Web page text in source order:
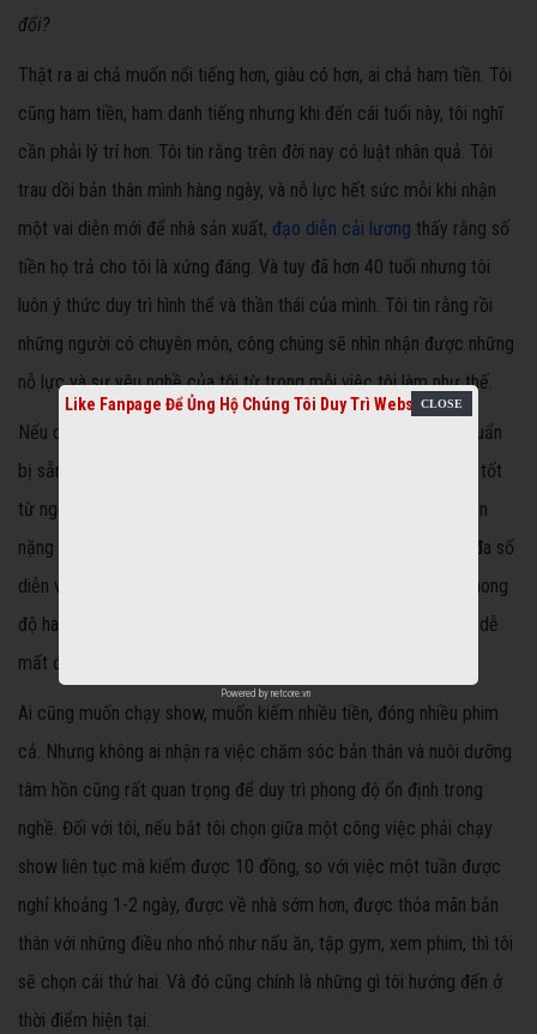
đổi?
Thật ra ai chả muốn nổi tiếng hơn, giàu có hơn, ai chả ham tiền. Tôi
cũng ham tiền, ham danh tiếng nhưng khi đến cái tuổi này, tôi nghĩ
cần phải lý trí hơn. Tôi tin rằng trên đời nay có luật nhân quả. Tôi
trau dồi bản thân mình hàng ngày, và nỗ lực hết sức mỗi khi nhận
một vai diễn mới để nhà sản xuất, đạo diễn cải lương thấy rằng số
tiền họ trả cho tôi là xứng đáng. Và tuy đã hơn 40 tuổi nhưng tôi
luôn ý thức duy trì hình thể và thần thái của mình. Tôi tin rằng rồi
những người có chuyên môn, công chúng sẽ nhìn nhận được những
nỗ lực và sự yêu nghề của tôi từ trong mỗi việc tôi làm như thế.
Nếu chẳng may có cơ hội lớn đến với mình, mà mình không chuẩn
bị sẵn sàng để đón nhận nó thì tiếc lắm. Nên tôi luôn chuẩn bị tốt
từ ngoại hình đến năng lực để có thể nhận được những vai diễn
nặng ký hơn, từ đó thành công hơn. Đó chính là cái tư duy mà đa số
diễn viên Việt Nam còn thiếu. Họ không đề cao việc giữ gìn phong
độ hay tuổi xuân của mình, nhưng thực tế, đó là những thứ rất dễ
mất đi.
Ai cũng muốn chạy show, muốn kiếm nhiều tiền, đóng nhiều phim
cả. Nhưng không ai nhận ra việc chăm sóc bản thân và nuôi dưỡng
tâm hồn cũng rất quan trọng để duy trì phong độ ổn định trong
nghề. Đối với tôi, nếu bắt tôi chọn giữa một công việc phải chạy
show liên tục mà kiếm được 10 đồng, so với việc một tuần được
nghỉ khoảng 1-2 ngày, được về nhà sớm hơn, được thỏa mãn bản
thân với những điều nho nhỏ như nấu ăn, tập gym, xem phim, thì tôi
sẽ chọn cái thứ hai. Và đó cũng chính là những gì tôi hướng đến ở
thời điểm hiện tại.
Like Fanpage Để Ủng Hộ Chúng Tôi Duy Trì Website
Powered by netcore.vn